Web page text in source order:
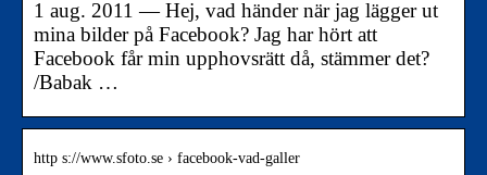
1 aug. 2011 — Hej, vad händer när jag lägger ut
mina bilder på Facebook? Jag har hört att
Facebook får min upphovsrätt då, stämmer det?
/Babak …
http s://www.sfoto.se › facebook-vad-galler